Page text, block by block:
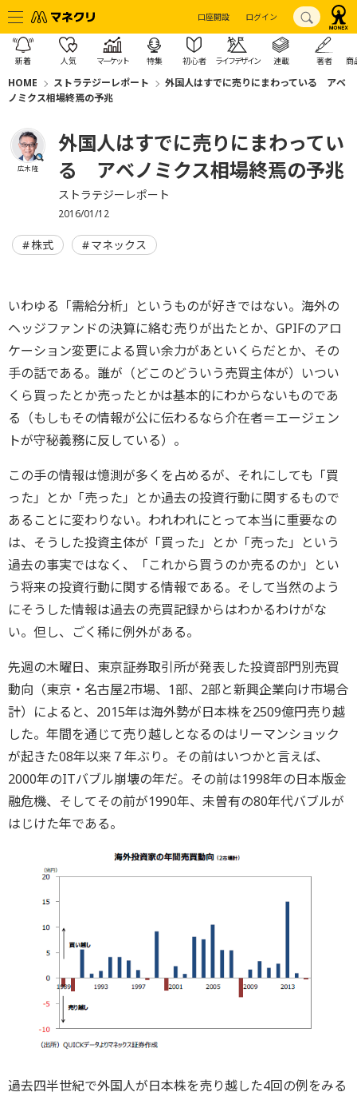
口座開設 ログイン
新着 人気 マーケット 特集 初心者 ライフデザイン 連載 著者 商
HOME ストラテジーレポート
外国人はすでに売りにまわっている アベ
ノミクス相場終焉の予兆
広木 隆
外国人はすでに売りにまわってい
る アベノミクス相場終焉の予兆
ストラテジーレポート
2016/01/12
株式 マネックス
いわゆる「需給分析」というものが好きではない。海外の
ヘッジファンドの決算に絡む売りが出たとか、GPIFのアロ
ケーション変更による買い余力があといくらだとか、その
手の話である。誰が（どこのどういう売買主体が）いつい
くら買ったとか売ったとかは基本的にわからないものであ
る（もしもその情報が公に伝わるなら介在者＝エージェン
トが守秘義務に反している）。
この手の情報は憶測が多くを占めるが、それにしても「買
った」とか「売った」とか過去の投資行動に関するもので
あることに変わりない。われわれにとって本当に重要なの
は、そうした投資主体が「買った」とか「売った」という
過去の事実ではなく、「これから買うのか売るのか」とい
う将来の投資行動に関する情報である。そして当然のよう
にそうした情報は過去の売買記録からはわかるわけがな
い。但し、ごく稀に例外がある。
先週の木曜日、東京証券取引所が発表した投資部門別売買
動向（東京・名古屋2市場、1部、2部と新興企業向け市場合
計）によると、2015年は海外勢が日本株を2509億円売り越
した。年間を通じて売り越しとなるのはリーマンショック
が起きた08年以来７年ぶり。その前はいつかと言えば、
2000年のITバブル崩壊の年だ。その前は1998年の日本版金
融危機、そしてその前が1990年、未曽有の80年代バブルが
はじけた年である。
過去四半世紀で外国人が日本株を売り越した4回の例をみる